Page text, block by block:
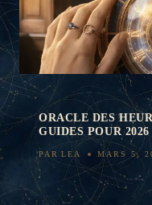
ORACLE DES
GUIDES POUR 2026
PAR LEA MARS 5,